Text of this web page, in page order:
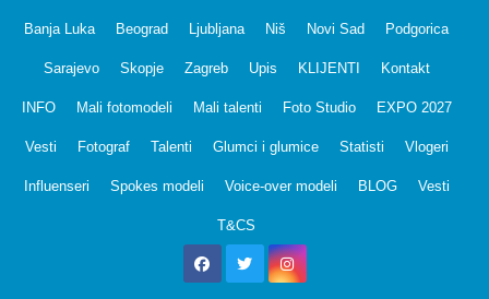
Banja Luka Beograd Ljubljana Niš Novi Sad Podgorica
Sarajevo Skopje Zagreb Upis KLIJENTI Kontakt
INFO Mali fotomodeli Mali talenti Foto Studio EXPO 2027
Vesti Fotograf Talenti Glumci i glumice Statisti Vlogeri
Influenseri Spokes modeli Voice-over modeli BLOG Vesti
T&CS